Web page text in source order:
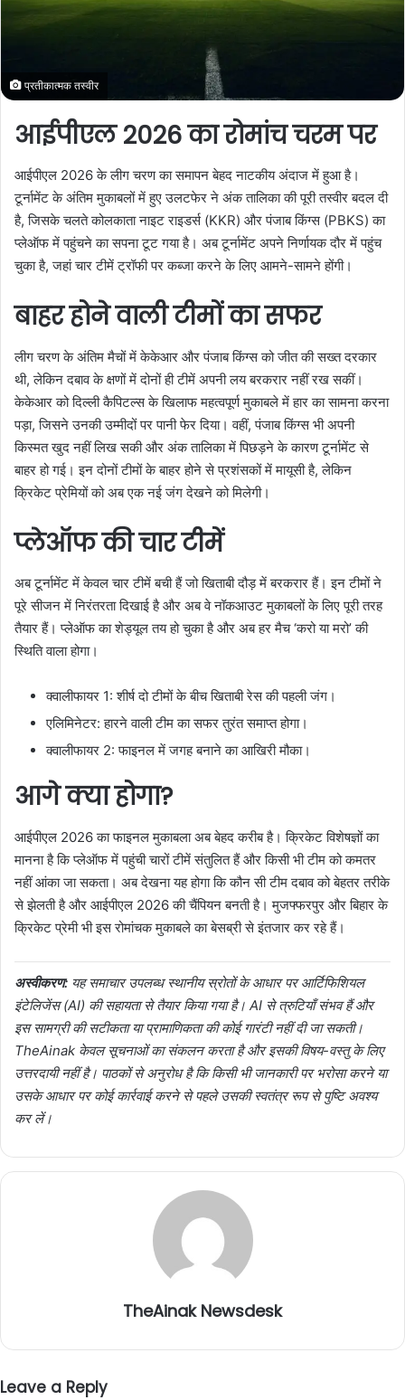
प्रतीकात्मक तस्वीर
आईपीएल 2026 का रोमांच चरम पर
आईपीएल 2026 के लीग चरण का समापन बेहद नाटकीय अंदाज में हुआ है।
टूर्नामेंट के अंतिम मुकाबलों में हुए उलटफेर ने अंक तालिका की पूरी तस्वीर बदल दी
है, जिसके चलते कोलकाता नाइट राइडर्स (KKR) और पंजाब किंग्स (PBKS) का
प्लेऑफ में पहुंचने का सपना टूट गया है। अब टूर्नामेंट अपने निर्णायक दौर में पहुंच
चुका है, जहां चार टीमें ट्रॉफी पर कब्जा करने के लिए आमने-सामने होंगी।
बाहर होने वाली टीमों का सफर
लीग चरण के अंतिम मैचों में केकेआर और पंजाब किंग्स को जीत की सख्त दरकार
थी, लेकिन दबाव के क्षणों में दोनों ही टीमें अपनी लय बरकरार नहीं रख सकीं।
केकेआर को दिल्ली कैपिटल्स के खिलाफ महत्वपूर्ण मुकाबले में हार का सामना करना
पड़ा, जिसने उनकी उम्मीदों पर पानी फेर दिया। वहीं, पंजाब किंग्स भी अपनी
किस्मत खुद नहीं लिख सकी और अंक तालिका में पिछड़ने के कारण टूर्नामेंट से
बाहर हो गई। इन दोनों टीमों के बाहर होने से प्रशंसकों में मायूसी है, लेकिन
क्रिकेट प्रेमियों को अब एक नई जंग देखने को मिलेगी।
प्लेऑफ की चार टीमें
अब टूर्नामेंट में केवल चार टीमें बची हैं जो खिताबी दौड़ में बरकरार हैं। इन टीमों ने
पूरे सीजन में निरंतरता दिखाई है और अब वे नॉकआउट मुकाबलों के लिए पूरी तरह
तैयार हैं। प्लेऑफ का शेड्यूल तय हो चुका है और अब हर मैच ‘करो या मरो’ की
स्थिति वाला होगा।
क्वालीफायर 1: शीर्ष दो टीमों के बीच खिताबी रेस की पहली जंग।
एलिमिनेटर: हारने वाली टीम का सफर तुरंत समाप्त होगा।
क्वालीफायर 2: फाइनल में जगह बनाने का आखिरी मौका।
आगे क्या होगा?
आईपीएल 2026 का फाइनल मुकाबला अब बेहद करीब है। क्रिकेट विशेषज्ञों का
मानना है कि प्लेऑफ में पहुंची चारों टीमें संतुलित हैं और किसी भी टीम को कमतर
नहीं आंका जा सकता। अब देखना यह होगा कि कौन सी टीम दबाव को बेहतर तरीके
से झेलती है और आईपीएल 2026 की चैंपियन बनती है। मुजफ्फरपुर और बिहार के
क्रिकेट प्रेमी भी इस रोमांचक मुकाबले का बेसब्री से इंतजार कर रहे हैं।
अस्वीकरण: यह समाचार उपलब्ध स्थानीय स्रोतों के आधार पर आर्टिफिशियल
इंटेलिजेंस (AI) की सहायता से तैयार किया गया है। AI से त्रुटियाँ संभव हैं और
इस सामग्री की सटीकता या प्रामाणिकता की कोई गारंटी नहीं दी जा सकती।
TheAinak केवल सूचनाओं का संकलन करता है और इसकी विषय-वस्तु के लिए
उत्तरदायी नहीं है। पाठकों से अनुरोध है कि किसी भी जानकारी पर भरोसा करने या
उसके आधार पर कोई कार्रवाई करने से पहले उसकी स्वतंत्र रूप से पुष्टि अवश्य
कर लें।
TheAinak Newsdesk
Leave a Reply